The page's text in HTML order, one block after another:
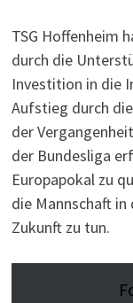
TSG Hoffenheim
durch die
Investition in die
Aufstieg durch
der
der Bundesliga
Europapokal zu
die Mannschaft in
Zukunft zu tun.